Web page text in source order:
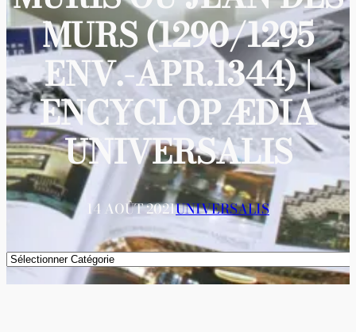
MURS (1290/1295
ENV.-APR.1344) |
ENCYCLOPÆDIA
UNIVERSALIS
14 AOÛT 2021UNIVERSALIS
Catégories